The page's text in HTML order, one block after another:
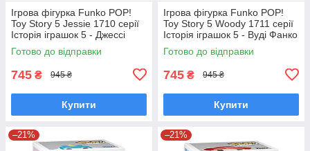
Ігрова фігурка Funko POP!
Toy Story 5 Jessie 1710 серії
Історія іграшок 5 - Джессі
Фанко Поп 90766
Готово до відправки
745 ₴ 945 ₴
Купити
Ігрова фігурка Funko POP!
Toy Story 5 Woody 1711 серії
Історія іграшок 5 - Вуді Фанко
Поп 90767
Готово до відправки
745 ₴ 945 ₴
Купити
–21% –21%